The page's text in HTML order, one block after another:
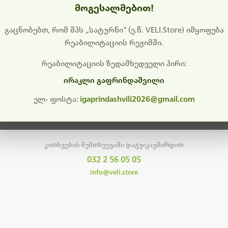
გიხდით შეფერხებისთვის. ამჟამად მიმდინარეობს
განახლება და ტექნიკური სამუშაოები.
მალე ისევ ხელმისაწვდომი იქნება. გმადლობთ მოთმინებისთვის!
მთავარ გვერდზე დაბრუნება
კითხვების შემთხვევაში დაგვიკავშირდით
032 2 56 05 05
info@veli.store
მოგესალმებით!
გაცნობებთ, რომ შპს „სატურნი“ (ე.წ. VELI.Store) იმყოფება
რეაბილიტაციის რეჟიმში.
რეაბილიტაციის ზედამხედველი პირი:
ირაკლი გაფრინდაშვილი
ელ- ფოსტა: igaprindashvili2026@gmail.com